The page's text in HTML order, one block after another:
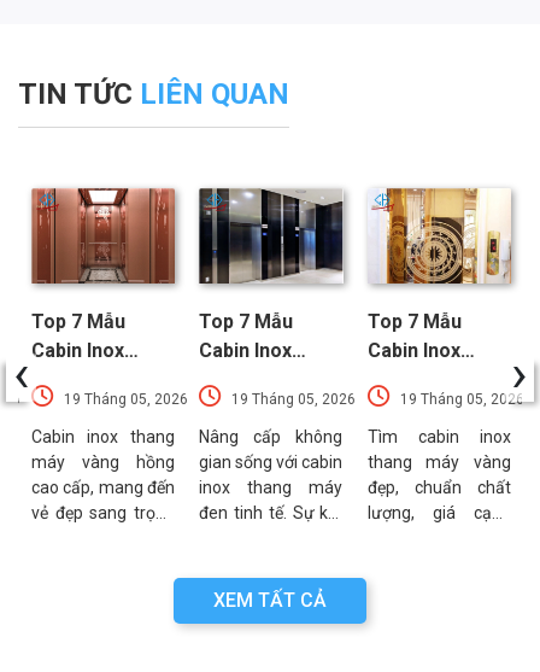
TIN TỨC LIÊN QUAN
Top 7 Mẫu
Cabin Inox
Thang Máy
Vàng Hồng
Sang Trọng
Nhất
19 Tháng 05, 2026
Cabin inox thang
máy vàng hồng
cao cấp, mang đến
vẻ đẹp sang trọng
mã đa dạng, bền
bỉ, giá tại xưởng.
Top 7 Mẫu
Cabin Inox
Thang Máy Đen
Nổi Bật Xu
Hướng Nhất
19 Tháng 05, 2026
Nâng cấp không
gian sống với cabin
inox thang máy
đen tinh tế. Sự kết
sắc đen thời
Top 7 Mẫu
Cabin Inox
Thang Máy
Vàng Được Ưa
Chuộng Nhất
19 Tháng 05, 2026
Tìm cabin inox
thang máy vàng
đẹp, chuẩn chất
lượng, giá cạnh
‹ ›
XEM TẤT CẢ